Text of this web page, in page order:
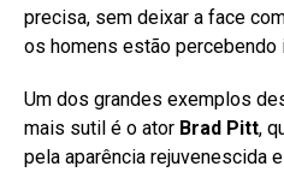
precisa, sem deixar a face
os homens estão percebendo
Um dos grandes exemplos
mais sutil é o ator Brad Pitt,
pela aparência rejuvenescida